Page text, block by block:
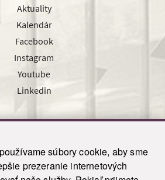
súbory cookie, aby sme
prezeranie internetových
Aktuality
Kalendár
Facebook
Instagram
Youtube
Linkedin